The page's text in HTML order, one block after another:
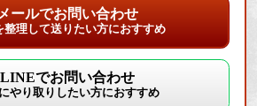
メールでお問い合わせ
整理して送りたい方におすすめ
LINEでお問い合わせ
やり取りしたい方におすすめ